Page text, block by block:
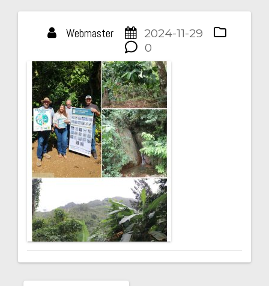
Webmaster
2024-11-29
0
Navegación
de
entradas